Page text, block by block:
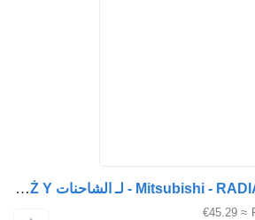
خرطوم Mitsubishi - RADIATOR HOSE - لـ الشاحنات Mitsubishi CANTER 3.9 TD - PRZEWÓD - WĄŻ Y